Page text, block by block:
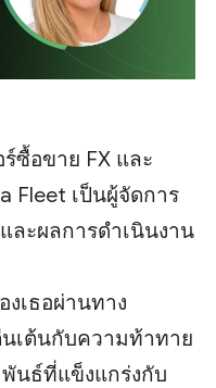
ร์ซื้อขาย FX และ
Fleet เป็นผู้จัดการ
ละผลการดำเนินงาน
งเธอผ่านทาง
นเต้นกับความท้าทาย
นธ์ที่แข็งแกร่งกับ